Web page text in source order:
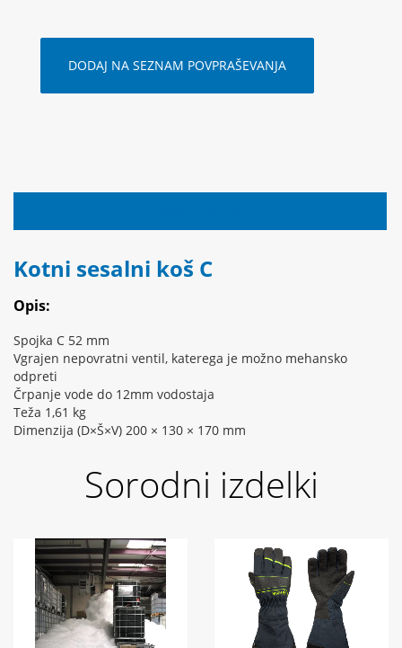
DODAJ NA SEZNAM POVPRAŠEVANJA
Kotni sesalni koš C
Opis:
Spojka C 52 mm
Vgrajen nepovratni ventil, katerega je možno mehansko
odpreti
Črpanje vode do 12mm vodostaja
Teža 1,61 kg
Dimenzija (D×Š×V) 200 × 130 × 170 mm
Sorodni izdelki